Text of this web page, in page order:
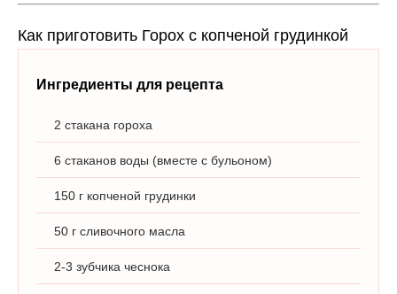
Как приготовить Горох с копченой грудинкой
Ингредиенты для рецепта
2 стакана гороха
6 стаканов воды (вместе с бульоном)
150 г копченой грудинки
50 г сливочного масла
2-3 зубчика чеснока